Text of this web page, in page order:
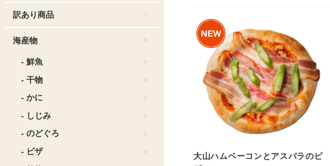
訳あり商品
海産物
- 鮮魚
- 干物
- かに
- しじみ
- のどぐろ
- ピザ
大山ハムベーコンとアスパラのピ